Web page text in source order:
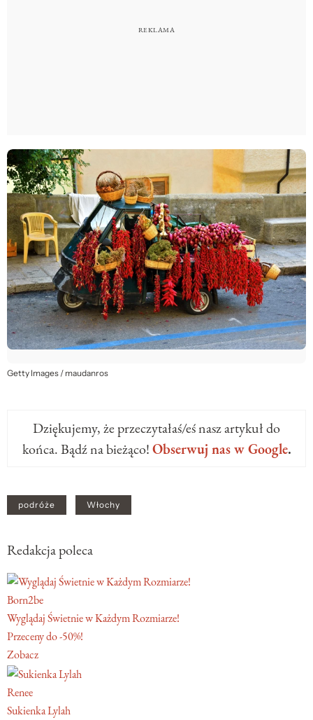
Getty Images / maudanros
Dziękujemy, że przeczytałaś/eś nasz artykuł do
końca. Bądź na bieżąco!Obserwuj nas w Google.
podróże Włochy
Redakcja poleca
Born2be
Wyglądaj Świetnie w Każdym Rozmiarze!
Przeceny do -50%!
Zobacz
Renee
Sukienka Lylah